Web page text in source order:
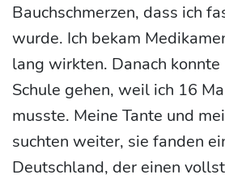
Bauchschmerzen, dass ich
wurde. Ich bekam
lang wirkten. Danach konnte
Schule gehen, weil ich 16
musste. Meine Tante und
suchten weiter, sie fanden
Deutschland, der einen